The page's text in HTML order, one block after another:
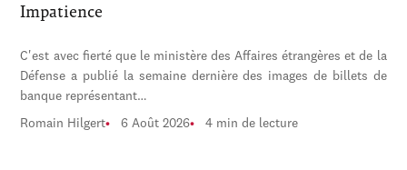
Impatience
C'est avec fierté que le ministère des Affaires étrangères et de la
Défense a publié la semaine dernière des images de billets de
banque représentant…
Romain Hilgert 6 Août 2026 4 min de lecture